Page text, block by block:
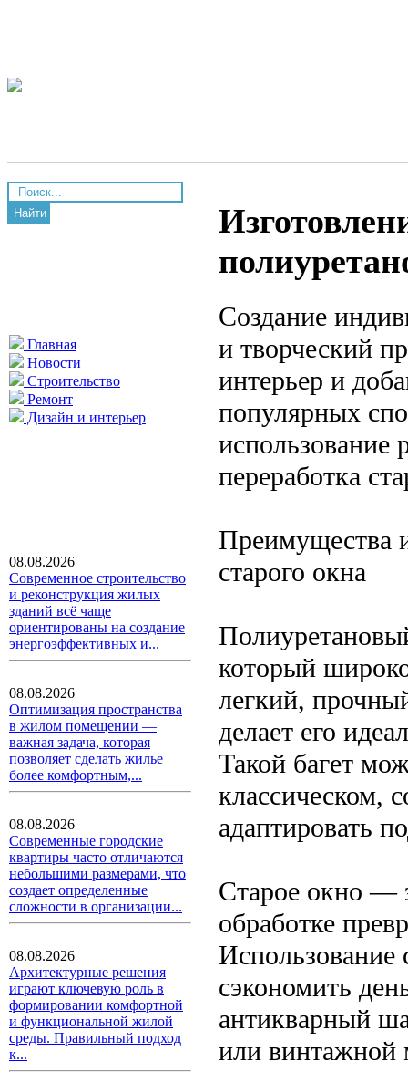
Найти
Главная
Новости
Строительство
Ремонт
Дизайн и интерьер
08.08.2026
Современное строительство
и реконструкция жилых
зданий всё чаще
ориентированы на создание
энергоэффективных и...
08.08.2026
Оптимизация пространства
в жилом помещении —
важная задача, которая
позволяет сделать жилье
более комфортным,...
08.08.2026
Современные городские
квартиры часто отличаются
небольшими размерами, что
создает определенные
сложности в организации...
08.08.2026
Архитектурные решения
играют ключевую роль в
формировании комфортной
и функциональной жилой
среды. Правильный подход
к...
Создание
и творческий
интерьер и
популярных
использование
переработка
Преимущества
старого окна
который
легкий,
делает его
Такой багет
классическом,
адаптировать
Старое окно —
обработке
Использование
сэкономить
антикварный
или винтажной